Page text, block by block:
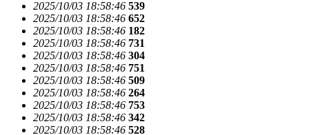
2025/10/03 18:58:46 539
2025/10/03 18:58:46 652
2025/10/03 18:58:46 182
2025/10/03 18:58:46 731
2025/10/03 18:58:46 304
2025/10/03 18:58:46 751
2025/10/03 18:58:46 509
2025/10/03 18:58:46 264
2025/10/03 18:58:46 753
2025/10/03 18:58:46 342
2025/10/03 18:58:46 528